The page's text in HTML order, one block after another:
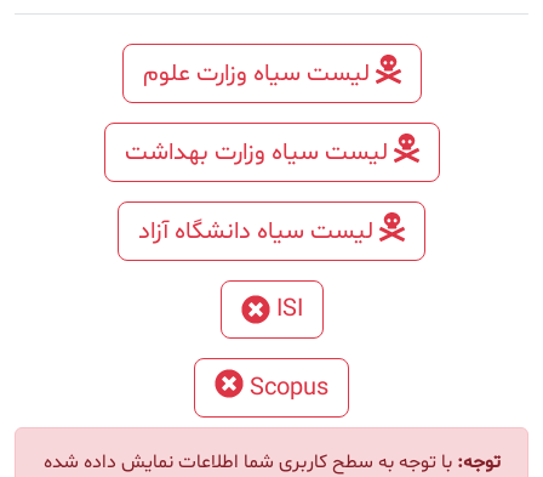
لیست سیاه وزارت علوم
لیست سیاه وزارت بهداشت
لیست سیاه دانشگاه آزاد
توجه به سطح کاربری شما اطلاعات نمایش داده شده